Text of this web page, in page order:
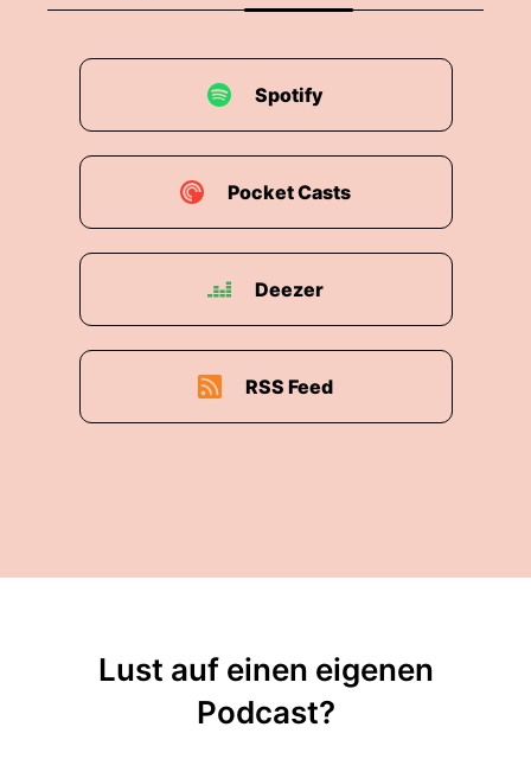
Spotify
Pocket Casts
Deezer
RSS Feed
Lust auf einen eigenen
Podcast?